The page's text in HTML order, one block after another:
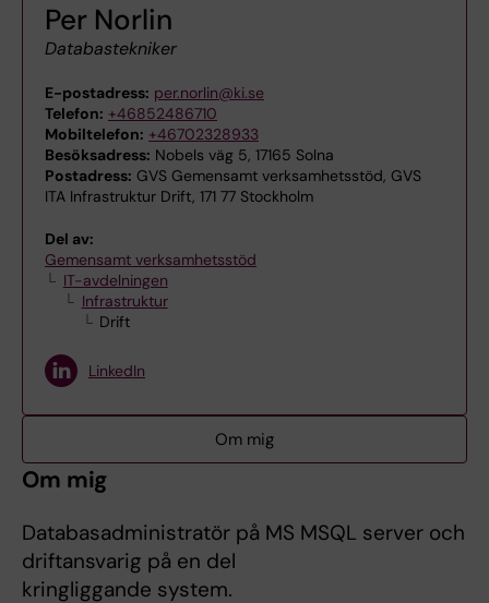
Per Norlin
Databastekniker
E-postadress: per.norlin@ki.se
Telefon: +46852486710
Mobiltelefon: +46702328933
Besöksadress: Nobels väg 5, 17165 Solna
Postadress: GVS Gemensamt verksamhetsstöd, GVS
ITA Infrastruktur Drift, 171 77 Stockholm
Del av:
Gemensamt verksamhetsstöd
IT-avdelningen
Infrastruktur
Drift
LinkedIn
Om mig
Om mig
Databasadministratör på MS MSQL server och
driftansvarig på en del
kringliggande system.